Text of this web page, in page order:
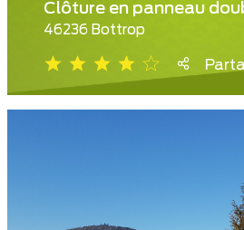
Clôture en panneau
46236 Bottrop